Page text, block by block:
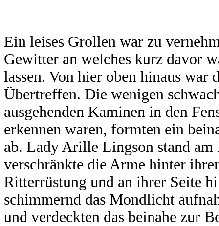
Ein leises Grollen war zu
Gewitter an welches kurz davor
lassen. Von hier oben hinaus
Übertreffen. Die wenigen
ausgehenden Kaminen in den
erkennen waren, formten ein
ab. Lady Arille Lingson stand
verschränkte die Arme hinter
Ritterrüstung und an ihrer Seite
schimmernd das Mondlicht
und verdeckten das beinahe zur